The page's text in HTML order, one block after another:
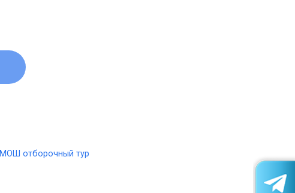
МОШ отборочный тур